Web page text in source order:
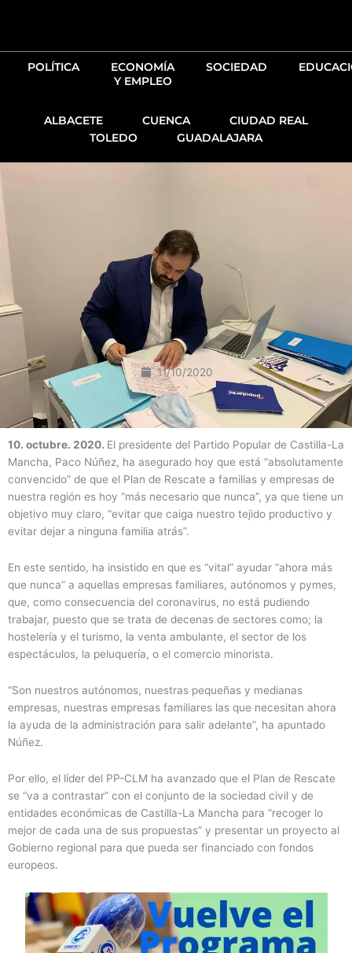
POLÍTICA
ECONOMÍA
Y EMPLEO
SOCIEDAD
ALBACETE CUENCA
CIUDAD REAL
TOLEDO
GUADALAJARA
11/10/2020
10. octubre. 2020. El presidente del Partido Popular de Castilla-La
Mancha, Paco Núñez, ha asegurado hoy que está “absolutamente
convencido” de que el Plan de Rescate a familias y empresas de
nuestra región es hoy “más necesario que nunca”, ya que tiene un
objetivo muy claro, “evitar que caiga nuestro tejido productivo y
evitar dejar a ninguna familia atrás”.
En este sentido, ha insistido en que es “vital” ayudar “ahora más
que nunca” a aquellas empresas familiares, autónomos y pymes,
que, como consecuencia del coronavirus, no está pudiendo
trabajar, puesto que se trata de decenas de sectores como; la
hostelería y el turismo, la venta ambulante, el sector de los
espectáculos, la peluquería, o el comercio minorista.
“Son nuestros autónomos, nuestras pequeñas y medianas
empresas, nuestras empresas familiares las que necesitan ahora
la ayuda de la administración para salir adelante”, ha apuntado
Núñez.
Por ello, el líder del PP-CLM ha avanzado que el Plan de Rescate
se “va a contrastar” con el conjunto de la sociedad civil y de
entidades económicas de Castilla-La Mancha para “recoger lo
mejor de cada una de sus propuestas” y presentar un proyecto al
Gobierno regional para que pueda ser financiado con fondos
europeos.